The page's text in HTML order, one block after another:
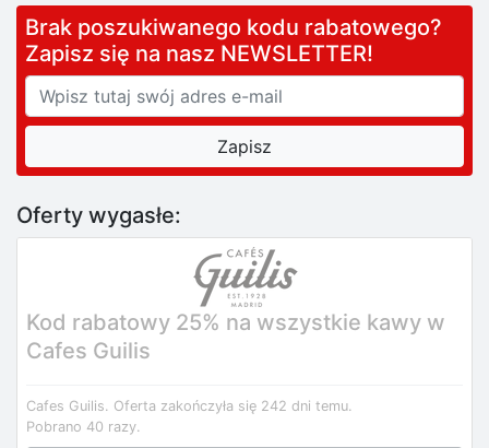
Brak poszukiwanego kodu rabatowego?
Zapisz się na nasz NEWSLETTER!
Oferty wygasłe:
Kod rabatowy 25% na wszystkie kawy w
Cafes Guilis
Cafes Guilis. Oferta zakończyła się 242 dni temu.
Pobrano 40 razy.